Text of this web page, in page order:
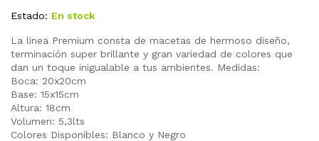
Estado: En stock
La linea Premium consta de macetas de hermoso diseño,
terminación super brillante y gran variedad de colores que
dan un toque inigualable a tus ambientes. Medidas:
Boca: 20x20cm
Base: 15x15cm
Altura: 18cm
Volumen: 5,3lts
Colores Disponibles: Blanco y Negro